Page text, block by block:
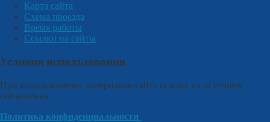
Карта сайта
Схема проезда
Время работы
Ссылки на сайты
Условия использования
При использовании материалов сайта ссылка на источник
обязательна.
Политика конфиденциальности